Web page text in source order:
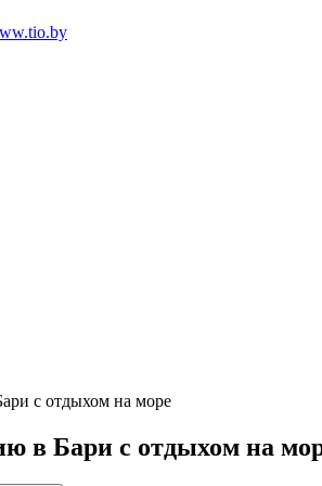
в Бари с отдыхом на